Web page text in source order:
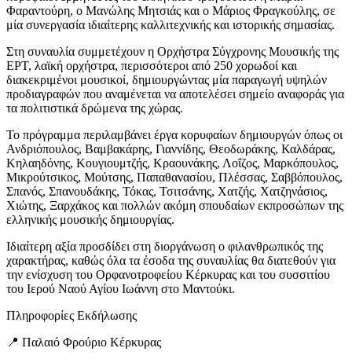
Φαραντούρη, ο Μανώλης Μητσιάς και ο Μάριος Φραγκούλης, σε
μία συνεργασία ιδιαίτερης καλλιτεχνικής και ιστορικής σημασίας.
Στη συναυλία συμμετέχουν η Ορχήστρα Σύγχρονης Μουσικής της
ΕΡΤ, λαϊκή ορχήστρα, περισσότεροι από 250 χορωδοί και
διακεκριμένοι μουσικοί, δημιουργώντας μία παραγωγή υψηλών
προδιαγραφών που αναμένεται να αποτελέσει σημείο αναφοράς για
τα πολιτιστικά δρώμενα της χώρας.
Το πρόγραμμα περιλαμβάνει έργα κορυφαίων δημιουργών όπως οι
Ανδριόπουλος, Βαμβακάρης, Γιαννίδης, Θεοδωράκης, Καλδάρας,
Κηλαηδόνης, Κουγιουμτζής, Κραουνάκης, Λοΐζος, Μαρκόπουλος,
Μικρούτσικος, Μούτσης, Παπαθανασίου, Πλέσσας, Σαββόπουλος,
Σπανός, Σπανουδάκης, Τόκας, Τσιτσάνης, Χατζής, Χατζηνάσιος,
Χιώτης, Ξαρχάκος και πολλών ακόμη σπουδαίων εκπροσώπων της
ελληνικής μουσικής δημιουργίας.
Ιδιαίτερη αξία προσδίδει στη διοργάνωση ο φιλανθρωπικός της
χαρακτήρας, καθώς όλα τα έσοδα της συναυλίας θα διατεθούν για
την ενίσχυση του Ορφανοτροφείου Κέρκυρας και του συσσιτίου
του Ιερού Ναού Αγίου Ιωάννη στο Μαντούκι.
Πληροφορίες Εκδήλωσης
📍 Παλαιό Φρούριο Κέρκυρας